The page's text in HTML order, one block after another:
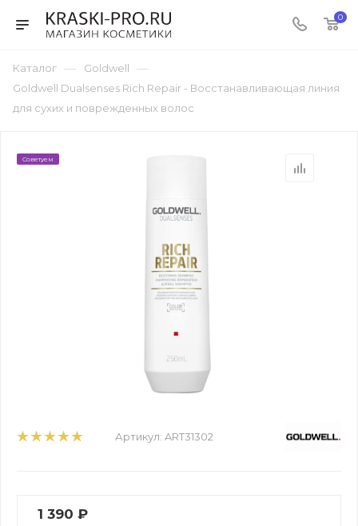
0
Каталог — Goldwell —
Goldwell Dualsenses Rich Repair - Восстанавливающая линия
для сухих и поврежденных волос
Советуем
Артикул: ART31302
1 390 ₽